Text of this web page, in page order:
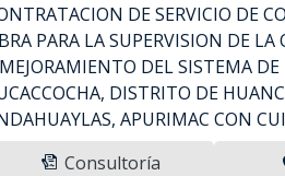
DE SERVICIO DE
PARA LA SUPERVISION DE LA
DEL SISTEMA DE
DISTRITO DE
APURIMAC CON
Consultoría